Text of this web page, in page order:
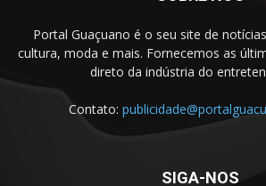
Portal Guaçuano é o seu site de
cultura, moda e mais. Fornecemos as
direto da indústria do
Contato:
SIGA-NOS